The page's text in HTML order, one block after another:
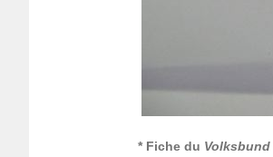
* Fiche du Volks­bund